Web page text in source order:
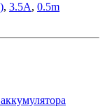
, 3.5A, 0.5m